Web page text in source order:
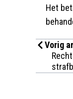
Het
Vorig